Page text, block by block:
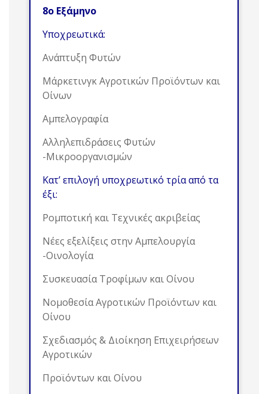
8ο Εξάμηνο
Υποχρεωτικά:
Ανάπτυξη Φυτών
Μάρκετινγκ Αγροτικών Προϊόντων και
Οίνων
Αμπελογραφία
Αλληλεπιδράσεις Φυτών
-Μικροοργανισμών
Κατ’ επιλογή υποχρεωτικό τρία από τα
έξι:
Ρομποτική και Τεχνικές ακριβείας
Νέες εξελίξεις στην Αμπελουργία
-Οινολογία
Συσκευασία Τροφίμων και Οίνου
Νομοθεσία Αγροτικών Προϊόντων και
Οίνου
Σχεδιασμός & Διοίκηση Επιχειρήσεων
Αγροτικών
Προϊόντων και Οίνου